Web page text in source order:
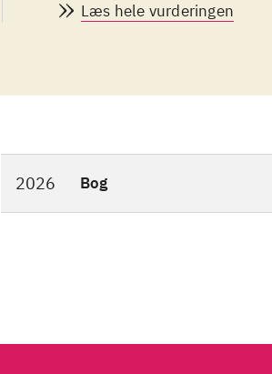
ret køl. Men Anna har ar
spirende tiltrækning
og James. Pipaluk
Snefnug og skæbner
Læs hele vurderingen
2026 Bog